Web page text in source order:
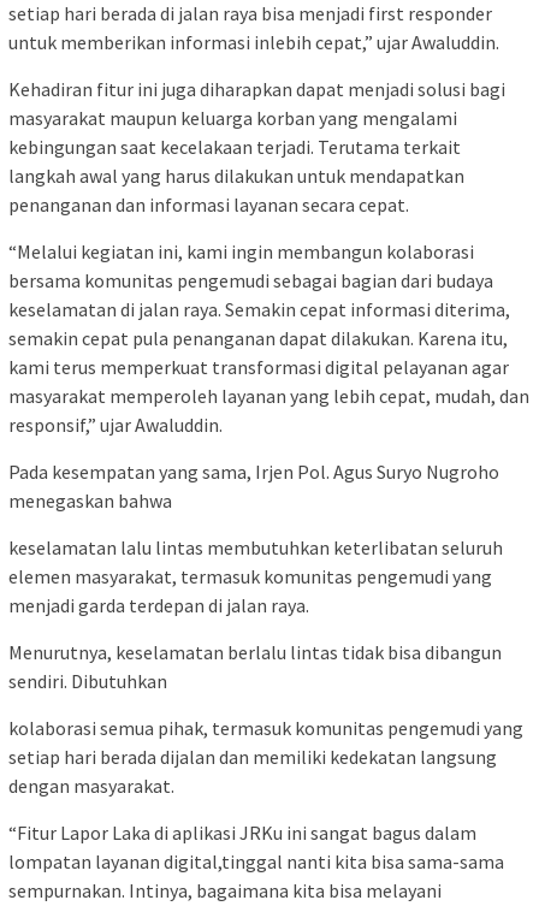
setiap hari berada di jalan raya bisa menjadi first responder
untuk memberikan informasi inlebih cepat,” ujar Awaluddin.
Kehadiran fitur ini juga diharapkan dapat menjadi solusi bagi
masyarakat maupun keluarga korban yang mengalami
kebingungan saat kecelakaan terjadi. Terutama terkait
langkah awal yang harus dilakukan untuk mendapatkan
penanganan dan informasi layanan secara cepat.
“Melalui kegiatan ini, kami ingin membangun kolaborasi
bersama komunitas pengemudi sebagai bagian dari budaya
keselamatan di jalan raya. Semakin cepat informasi diterima,
semakin cepat pula penanganan dapat dilakukan. Karena itu,
kami terus memperkuat transformasi digital pelayanan agar
masyarakat memperoleh layanan yang lebih cepat, mudah, dan
responsif,” ujar Awaluddin.
Pada kesempatan yang sama, Irjen Pol. Agus Suryo Nugroho
menegaskan bahwa
keselamatan lalu lintas membutuhkan keterlibatan seluruh
elemen masyarakat, termasuk komunitas pengemudi yang
menjadi garda terdepan di jalan raya.
Menurutnya, keselamatan berlalu lintas tidak bisa dibangun
sendiri. Dibutuhkan
kolaborasi semua pihak, termasuk komunitas pengemudi yang
setiap hari berada dijalan dan memiliki kedekatan langsung
dengan masyarakat.
“Fitur Lapor Laka di aplikasi JRKu ini sangat bagus dalam
lompatan layanan digital,tinggal nanti kita bisa sama-sama
sempurnakan. Intinya, bagaimana kita bisa melayani